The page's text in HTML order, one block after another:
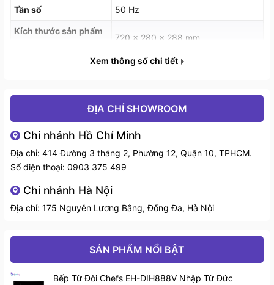
Tần số 50 Hz
Kích thước sản phẩm
720 x 280 x 288 mm
Kích thước hộc cắt (R
Xem thông số chi tiết
ĐỊA CHỈ SHOWROOM
Chi nhánh Hồ Chí Minh
Địa chỉ: 414 Đường 3 tháng 2, Phường 12, Quận 10, TPHCM.
Số điện thoại: 0903 375 499
Chi nhánh Hà Nội
Địa chỉ: 175 Nguyễn Lương Bằng, Đống Đa, Hà Nội
SẢN PHẨM NỔI BẬT
Bếp Từ Đôi Chefs EH-DIH888V Nhập Từ Đức